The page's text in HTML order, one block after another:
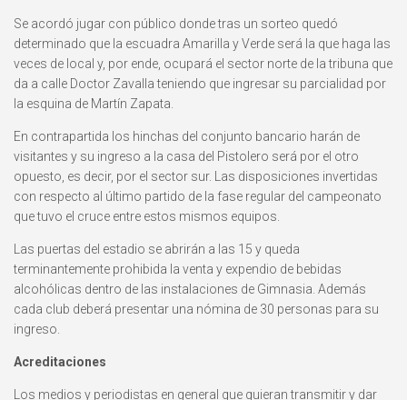
Se acordó jugar con público donde tras un sorteo quedó
determinado que la escuadra Amarilla y Verde será la que haga las
veces de local y, por ende, ocupará el sector norte de la tribuna que
da a calle Doctor Zavalla teniendo que ingresar su parcialidad por
la esquina de Martín Zapata.
En contrapartida los hinchas del conjunto bancario harán de
visitantes y su ingreso a la casa del Pistolero será por el otro
opuesto, es decir, por el sector sur. Las disposiciones invertidas
con respecto al último partido de la fase regular del campeonato
que tuvo el cruce entre estos mismos equipos.
Las puertas del estadio se abrirán a las 15 y queda
terminantemente prohibida la venta y expendio de bebidas
alcohólicas dentro de las instalaciones de Gimnasia. Además
cada club deberá presentar una nómina de 30 personas para su
ingreso.
Acreditaciones
Los medios y periodistas en general que quieran transmitir y dar